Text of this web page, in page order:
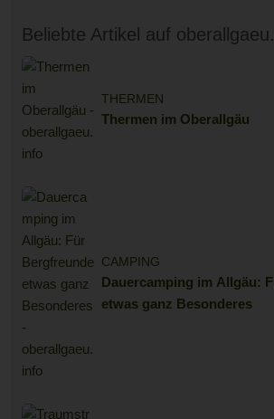
Beliebte Artikel auf
THERMEN
Thermen im Oberallgäu
CAMPING
Dauercamping im Allgäu:
etwas ganz Besonderes